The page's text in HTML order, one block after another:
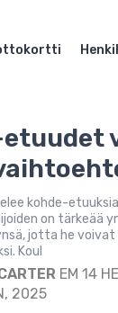
kohde-
on tärkeää
jotta he
Koul
EM 14
2025